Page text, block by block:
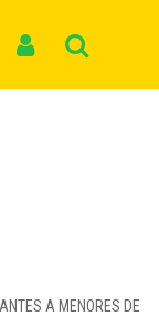
A MENORES DE